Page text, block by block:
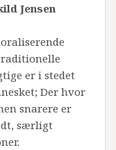
Jensen
er i stedet
Der hvor
snarere er
særligt